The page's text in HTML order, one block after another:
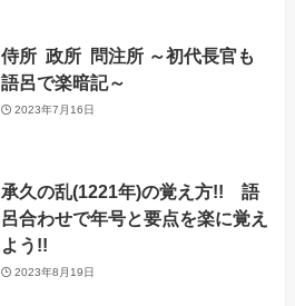
侍所 政所 問注所 ～初代長官も
語呂で楽暗記～
2023年7月16日
承久の乱(1221年)の覚え方!! 語
呂合わせで年号と要点を楽に覚え
よう!!
2023年8月19日